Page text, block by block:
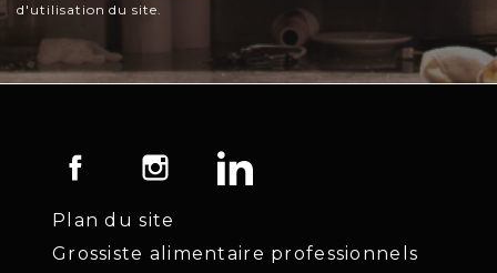
d'utilisation du site.
Facebook Instagram
Plan du site
Grossiste alimentaire professionnels